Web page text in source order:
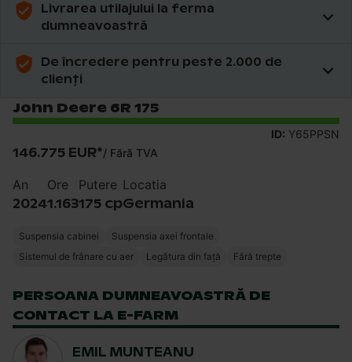
Livrarea utilajului la ferma
dumneavoastră
De încredere pentru peste 2.000 de
clienți
John Deere 6R 175
ID: Y65PPSN
146.775 EUR*/ Fără TVA
An
2024
Ore
1.163
Putere
175 cp
Locatia
Germania
Suspensia cabinei
Suspensia axei frontale
Sistemul de frânare cu aer
Legătura din față Fără trepte
PERSOANA DUMNEAVOASTRĂ DE
CONTACT LA E-FARM
EMIL MUNTEANU